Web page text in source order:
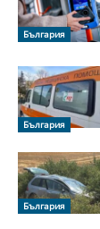
България
България
България